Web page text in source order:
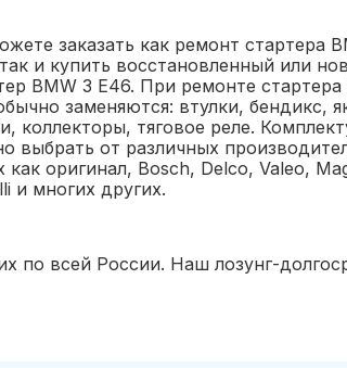
заказать как ремонт стартера
и купить восстановленный или
BMW 3 E46. При ремонте стартера
заменяются: втулки, бендикс,
коллекторы, тяговое реле.
выбрать от различных
как оригинал, Bosch, Delco, Valeo,
и многих других.
по всей России. Наш лозунг-